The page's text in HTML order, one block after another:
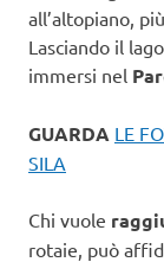
all’altopiano,
Lasciando il
immersi nel
GUARDA LE
SILA
Chi vuole
rotaie, può